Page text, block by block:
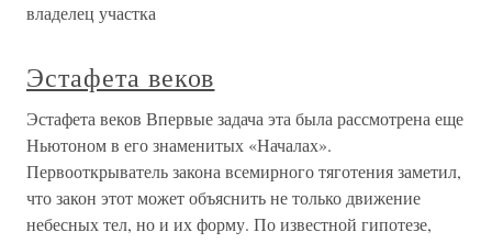
владелец участка
Эстафета веков
Эстафета веков Впервые задача эта была рассмотрена еще
Ньютоном в его знаменитых «Началах».
Первооткрыватель закона всемирного тяготения заметил,
что закон этот может объяснить не только движение
небесных тел, но и их форму. По известной гипотезе,